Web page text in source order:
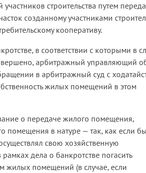
строительства путем
созданному участниками
кооперативу.
в соответствии с которыми в
арбитражный управляющий
в арбитражный суд с
жилых помещений в этом
о передаче жилого помещения,
помещения в натуре — так, как если бы
свою хозяйственную
дела о банкротстве погасить
жилых помещений (в случае, если